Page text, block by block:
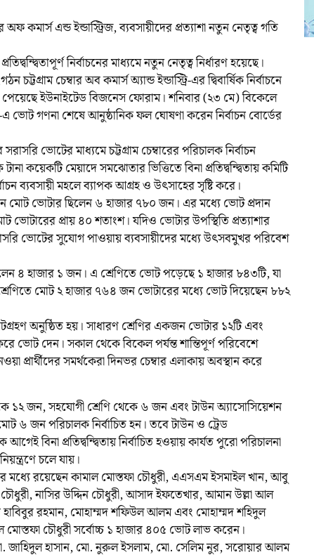
কমার্স এন্ড ইন্ডাস্ট্রিজ, ব্যবসায়ীদের প্রত্যাশা নতুন নেতৃত্ব গতি
নির্বাচনের মাধ্যমে নতুন নেতৃত্ব নির্ধারণ হয়েছে।
চেম্বার অব কমার্স অ্যান্ড ইন্ডাস্ট্রি-এর দ্বিবার্ষিক নির্বাচনে
ইউনাইটেড বিজনেস ফোরাম। শনিবার (২৩ মে) বিকেলে
এ ভোট গণনা শেষে আনুষ্ঠানিক ফল ঘোষণা করেন নির্বাচন বোর্ডের
ভোটের মাধ্যমে চট্টগ্রাম চেম্বারের পরিচালক নির্বাচন
কয়েকটি মেয়াদে সমঝোতার ভিত্তিতে বিনা প্রতিদ্বন্দ্বিতায় কমিটি
ব্যবসায়ী মহলে ব্যাপক আগ্রহ ও উৎসাহের সৃষ্টি করে।
মোট ভোটার ছিলেন ৬ হাজার ৭৮০ জন। এর মধ্যে ভোট প্রদান
প্রায় ৪০ শতাংশ। যদিও ভোটার উপস্থিতি প্রত্যাশার
ভোটের সুযোগ পাওয়ায় ব্যবসায়ীদের মধ্যে উৎসবমুখর পরিবেশ
৪ হাজার ১ জন। এ শ্রেণিতে ভোট পড়েছে ১ হাজার ৮৪৩টি, যা
মোট ২ হাজার ৭৬৪ জন ভোটারের মধ্যে ভোট দিয়েছেন ৮৮২
অনুষ্ঠিত হয়। সাধারণ শ্রেণির একজন ভোটার ১২টি এবং
ভোট দেন। সকাল থেকে বিকেল পর্যন্ত শান্তিপূর্ণ পরিবেশে
প্রার্থীদের সমর্থকেরা দিনভর চেম্বার এলাকায় অবস্থান করে
১২ জন, সহযোগী শ্রেণি থেকে ৬ জন এবং টাউন অ্যাসোসিয়েশন
৬ জন পরিচালক নির্বাচিত হন। তবে টাউন ও ট্রেড
বিনা প্রতিদ্বন্দ্বিতায় নির্বাচিত হওয়ায় কার্যত পুরো পরিচালনা
চলে যায়।
মধ্যে রয়েছেন কামাল মোস্তফা চৌধুরী, এএসএম ইসমাইল খান, আবু
নাসির উদ্দিন চৌধুরী, আসাদ ইফতেখার, আমান উল্লা আল
রহমান, মোহাম্মদ শফিউল আলম এবং মোহাম্মদ শহিদুল
মোস্তফা চৌধুরী সর্বোচ্চ ১ হাজার ৪০৫ ভোট লাভ করেন।
জাহিদুল হাসান, মো. নুরুল ইসলাম, মো. সেলিম নুর, সরোয়ার আলম